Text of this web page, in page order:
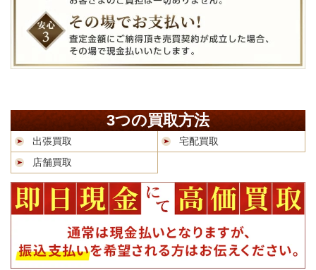
3つの買取方法
出張買取
宅配買取
店舗買取